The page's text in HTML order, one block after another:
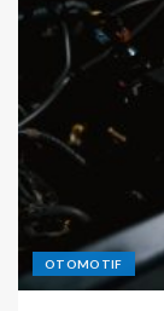
OTOMOTIF